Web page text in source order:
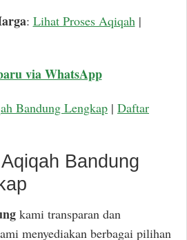
: Lihat Proses Aqiqah|
via WhatsApp
Bandung Lengkap | Daftar
Bandung
kami transparan dan
menyediakan berbagai pilihan